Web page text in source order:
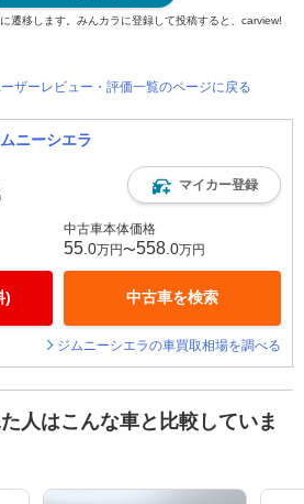
遷移します。みんカラに登録して投稿すると、carview!
ザーレビュー・評価一覧のページに戻る
ニーシエラ
マイカー登録
)
中古車本体価格
55 .0万円〜558 .0万円
中古車を検索
ジムニーシエラの車買取相場を調べる
人はこんな車と比較していま